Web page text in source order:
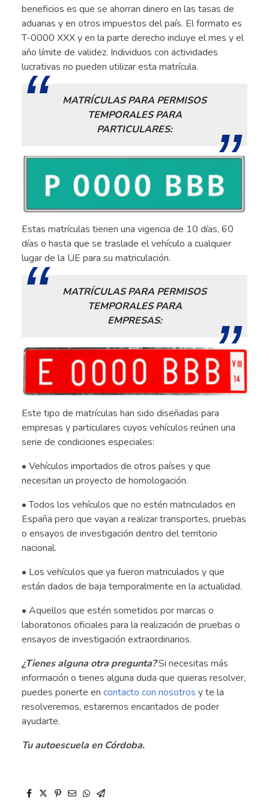
beneficios es que se ahorran dinero en las tasas de
aduanas y en otros impuestos del país. El formato es
T-0000 XXX y en la parte derecho incluye el mes y el
año límite de validez. Individuos con actividades
lucrativas no pueden utilizar esta matrícula.
MATRÍCULAS PARA PERMISOS
TEMPORALES PARA
PARTICULARES:
Estas matrículas tienen una vigencia de 10 días, 60
días o hasta que se traslade el vehículo a cualquier
lugar de la UE para su matriculación.
MATRÍCULAS PARA PERMISOS
TEMPORALES PARA
EMPRESAS:
Este tipo de matrículas han sido diseñadas para
empresas y particulares cuyos vehículos reúnen una
serie de condiciones especiales:
• Vehículos importados de otros países y que
necesitan un proyecto de homologación.
• Todos los vehículos que no estén matriculados en
España pero que vayan a realizar transportes, pruebas
o ensayos de investigación dentro del territorio
nacional.
• Los vehículos que ya fueron matriculados y que
están dados de baja temporalmente en la actualidad.
• Aquellos que estén sometidos por marcas o
laboratorios oficiales para la realización de pruebas o
ensayos de investigación extraordinarios.
¿Tienes alguna otra pregunta?Si necesitas más
información o tienes alguna duda que quieras resolver,
puedes ponerte en contacto con nosotros y te la
resolveremos, estaremos encantados de poder
ayudarte.
Tu autoescuela en Córdoba.